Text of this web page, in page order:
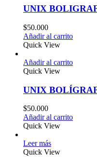
UNIX
$50.000
Añadir al carrito
Quick View
Añadir al carrito
Quick View
UNIX
$50.000
Añadir al carrito
Quick View
Leer más
Quick View